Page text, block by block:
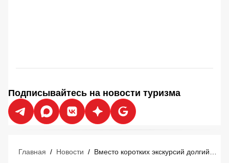
Подписывайтесь на новости туризма
Главная / Новости /